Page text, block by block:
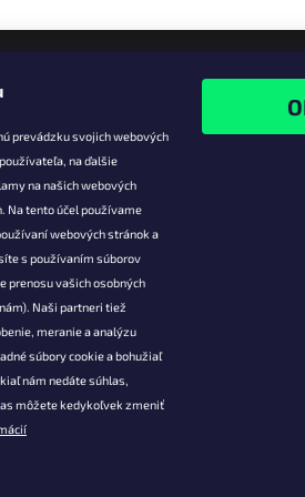
prevádzku svojich webových
na ďalšie
na našich webových
Na tento účel používame
webových stránok a
s používaním súborov
prenosu vašich osobných
Naši partneri tiež
meranie a analýzu
súbory cookie a bohužiaľ
nám nedáte súhlas,
môžete kedykoľvek zmeniť